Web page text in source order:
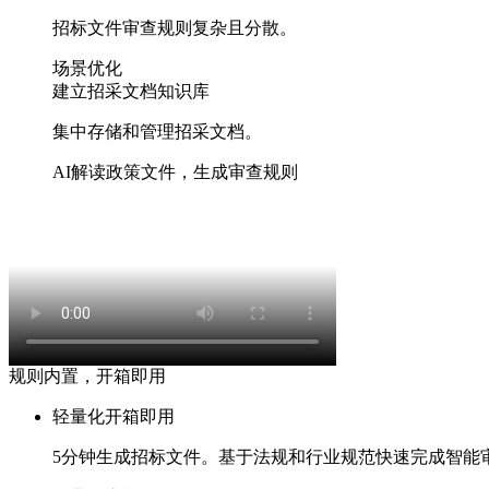
招标文件审查规则复杂且分散。
场景优化
建立招采文档知识库
集中存储和管理招采文档。
AI解读政策文件，生成审查规则
规则内置，开箱即用
轻量化开箱即用
5分钟生成招标文件。基于法规和行业规范快速完成智能